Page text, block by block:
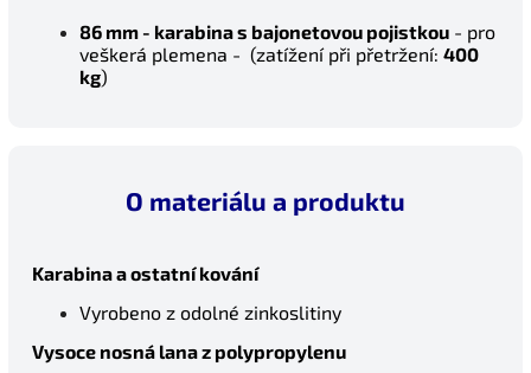
86 mm - karabina s bajonetovou pojistkou - pro
veškerá plemena - (zatížení při přetržení: 400
kg)
O materiálu a produktu
Karabina a ostatní kování
Vyrobeno z odolné zinkoslitiny
Vysoce nosná lana z polypropylenu